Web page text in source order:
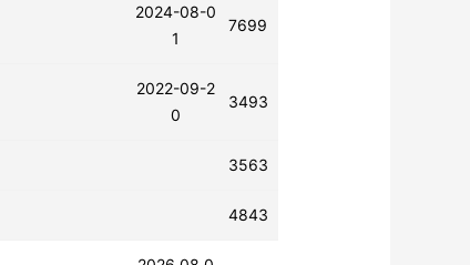
2024-08-0
1
7699
2022-09-2
0
3493
3563
4843